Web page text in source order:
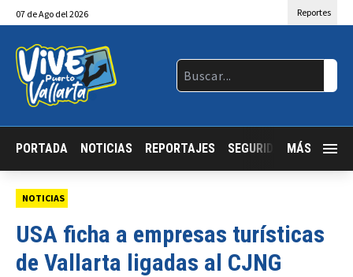
07 deAgo del 2026 Reportes
PORTADA NOTICIAS REPORTAJES SEGURIDAD JALISCO
MÁS
NOTICIAS
USA ficha a empresas turísticas
de Vallarta ligadas al CJNG